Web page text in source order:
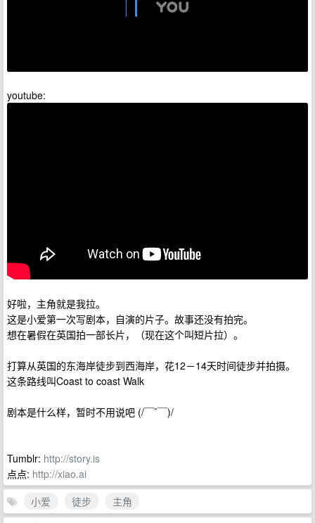
youtube:
好啦，主角就是我拉。
这是小爱第一次写剧本，自演的片子。故事还没有拍完。
想在暑假在英国拍一部长片，（现在这个叫短片拉）。
打算从英国的东海岸徒步到西海岸，花12－14天时间徒步并拍摄。
这条路线叫Coast to coast Walk
剧本是什么样，暂时不用说吧 (/￣ˇ￣)/
Tumblr: http://story.is
点点: http://xiao.ai
小爱
徒步
主角